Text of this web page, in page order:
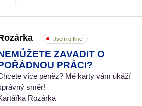
Jsem offline
ZAVADIT O
PRÁCI?
více peněz? Mé karty vám ukáží
směr!
Rozárka